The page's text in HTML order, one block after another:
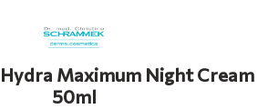
Maximum Night Cream
50ml